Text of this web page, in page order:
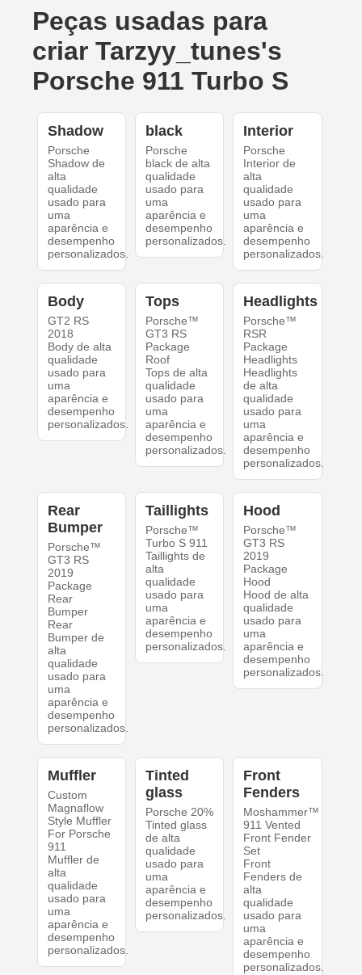
Peças usadas para
criar Tarzyy_tunes's
Porsche 911 Turbo S
Shadow
Porsche
Shadow de
alta
qualidade
usado para
uma
aparência e
desempenho
personalizados.
black
Porsche
black de alta
qualidade
usado para
uma
aparência e
desempenho
personalizados.
Interior
Porsche
Interior de
alta
qualidade
usado para
uma
aparência e
desempenho
personalizados.
Body
GT2 RS
2018
Body de alta
qualidade
usado para
uma
aparência e
desempenho
personalizados.
Tops
Porsche™
GT3 RS
Package
Roof
Tops de alta
qualidade
usado para
uma
aparência e
desempenho
personalizados.
Headlights
Porsche™
RSR
Package
Headlights
Headlights
de alta
qualidade
usado para
uma
aparência e
desempenho
personalizados.
Rear
Bumper
Porsche™
GT3 RS
2019
Package
Rear
Bumper
Rear
Bumper de
alta
qualidade
usado para
uma
aparência e
desempenho
personalizados.
Taillights
Porsche™
Turbo S 911
Taillights de
alta
qualidade
usado para
uma
aparência e
desempenho
personalizados.
Hood
Porsche™
GT3 RS
2019
Package
Hood
Hood de alta
qualidade
usado para
uma
aparência e
desempenho
personalizados.
Muffler
Custom
Magnaflow
Style Muffler
For Porsche
911
Muffler de
alta
qualidade
usado para
uma
aparência e
desempenho
personalizados.
Tinted
glass
Porsche 20%
Tinted glass
de alta
qualidade
usado para
uma
aparência e
desempenho
personalizados.
Front
Fenders
Moshammer™
911 Vented
Front Fender
Set
Front
Fenders de
alta
qualidade
usado para
uma
aparência e
desempenho
personalizados.